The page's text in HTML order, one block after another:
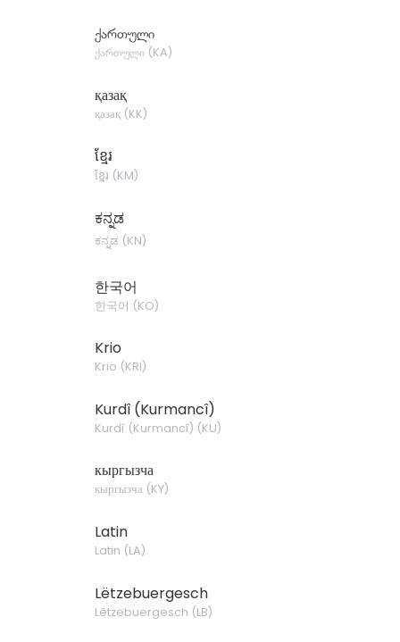
ქართული
ქართული(KA)
қазақ
қазақ(KK)
ខ្មែរ
ខ្មែរ (KM)
ಕನ್ನಡ
ಕನ್ನಡ (KN)
한국어
한국어 (KO)
Krio
Krio (KRI)
Kurdî (Kurmancî)
Kurdî (Kurmancî) (KU)
кыргызча
кыргызча (KY)
Latin
Latin (LA)
Lëtzebuergesch
Lëtzebuergesch (LB)